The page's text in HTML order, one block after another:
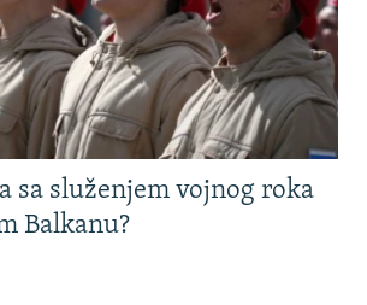
sa služenjem vojnog roka
Balkanu?